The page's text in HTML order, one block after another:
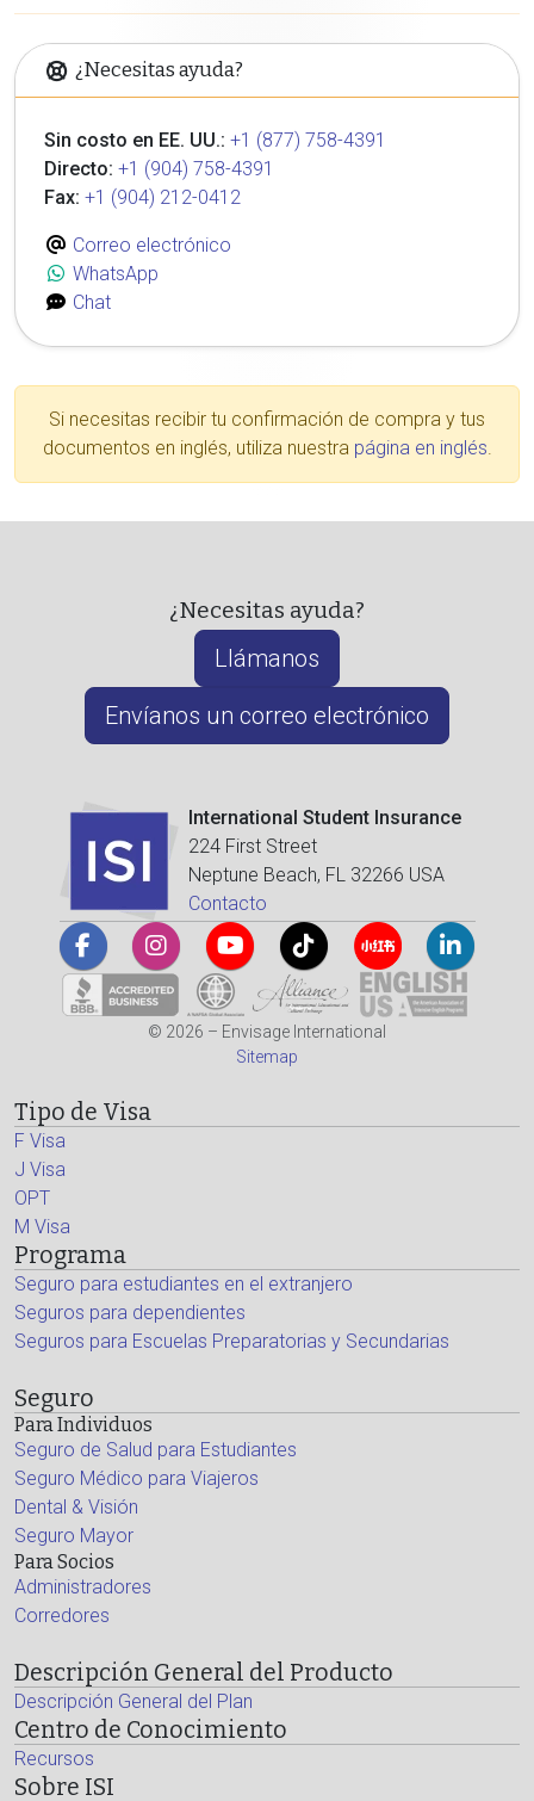
¿Necesitas ayuda?
Sin costo en EE. UU.: +1 (877) 758-4391
Directo: +1 (904) 758-4391
Fax: +1 (904) 212-0412
Correo electrónico
WhatsApp
Chat
Si necesitas recibir tu confirmación de compra y tus
documentos en inglés, utiliza nuestra página en inglés.
¿Necesitas ayuda?
Llámanos
Envíanos un correo electrónico
International Student Insurance
224 First Street
Neptune Beach, FL 32266 USA
Contacto
© 2026 – Envisage International
Sitemap
Tipo de Visa
F Visa
J Visa
OPT
M Visa
Programa
Seguro para estudiantes en el extranjero
Seguros para dependientes
Seguros para Escuelas Preparatorias y Secundarias
Seguro
Para Individuos
Seguro de Salud para Estudiantes
Seguro Médico para Viajeros
Dental & Visión
Seguro Mayor
Para Socios
Administradores
Corredores
Descripción General del Producto
Descripción General del Plan
Centro de Conocimiento
Recursos
Sobre ISI